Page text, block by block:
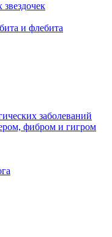
и флебита
заболеваний
фибром и гигром